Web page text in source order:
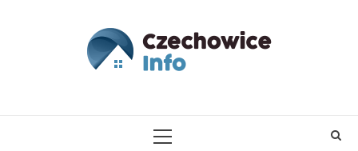
PRIMARY